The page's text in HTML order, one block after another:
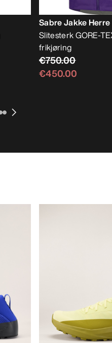
Sabre Jakke Herre
Slitesterk GORE-
frikjøring
€750.00
€450.00